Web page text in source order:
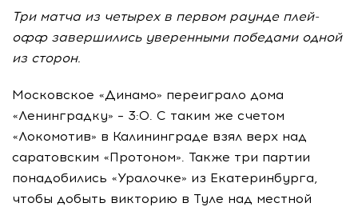
Три матча из четырех в первом раунде плей-
офф завершились уверенными победами одной
из сторон.
Московское «Динамо» переиграло дома
«Ленинградку» – 3:0. С таким же счетом
«Локомотив» в Калининграде взял верх над
саратовским «Протоном». Также три партии
понадобились «Уралочке» из Екатеринбурга,
чтобы добыть викторию в Туле над местной